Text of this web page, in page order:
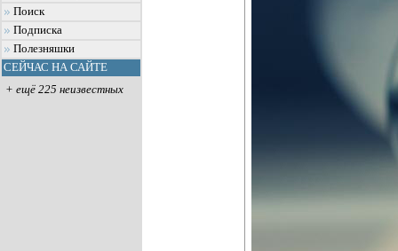
Поиск
Подписка
Полезняшки
СЕЙЧАС НА САЙТЕ
+ ещё 225 неизвестных